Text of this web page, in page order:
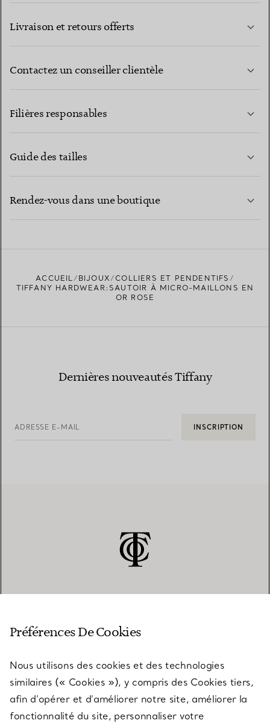
Livraison et retours offerts
Contactez un conseiller clientèle
Filières responsables
Guide des tailles
Rendez-vous dans une boutique
TROUVEZ LA BOUTIQUE LA PLUS PROCHE
ACCUEIL BIJOUX
COLLIERS ET PENDENTIFS
TIFFANY HARDWEAR:SAUTOIR À MICRO-MAILLONS EN
OR ROSE
Dernières nouveautés Tiffany
ADRESSE E-MAIL INSCRIPTION
SERVICES
À PROPOS
Préférences De Cookies
Nous utilisons des cookies et des technologies
similaires (« Cookies »), y compris des Cookies tiers,
afin d’opérer et d’améliorer notre site, améliorer la
fonctionnalité du site, personnaliser votre